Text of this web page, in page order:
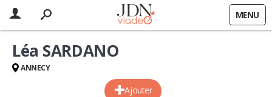
MENU
Ajouter
Léa SARDANO
ANNECY